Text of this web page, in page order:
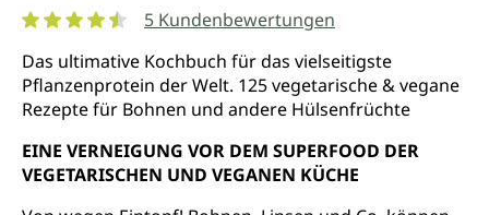
5 Kundenbewertungen
Das ultimative Kochbuch für das vielseitigste
Pflanzenprotein der Welt. 125 vegetarische & vegane
Rezepte für Bohnen und andere Hülsenfrüchte
EINE VERNEIGUNG VOR DEM SUPERFOOD DER
VEGETARISCHEN UND VEGANEN KÜCHE